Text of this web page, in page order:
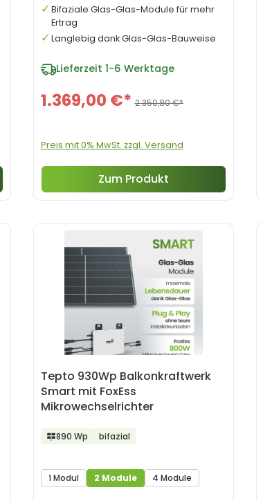
Lieferzeit 1-6 Werktage
1.369,00 €* 2.350,80 €*
Preis mit 0% MwSt. zzgl. Versand
Bifaziale Glas-Glas-Module für mehr
Ertrag
Langlebig dank Glas-Glas-Bauweise
Zum Produkt
Tepto 930Wp Balkonkraftwerk
Smart mit FoxEss
Mikrowechselrichter
890 Wp bifazial
1 Modul 2 Module 4 Module